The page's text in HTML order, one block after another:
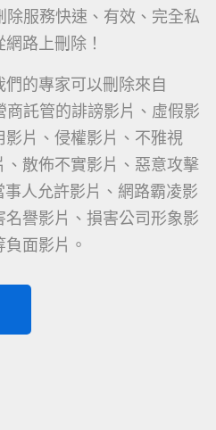
服務快速、有效、完全私
路上刪除！
的專家可以刪除來自
商託管的誹謗影片、虛假影
片、侵權影片、不雅視
散佈不實影片、惡意攻擊
人允許影片、網路霸凌影
譽影片、損害公司形象影
面影片。